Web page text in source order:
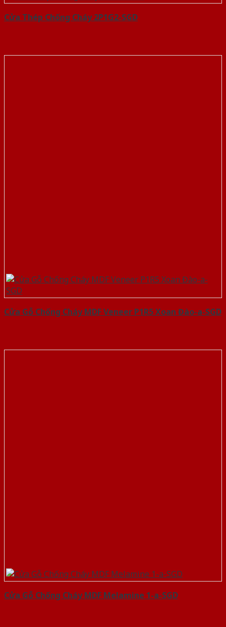
Cửa Thép Chống Cháy 2P1G2-SGD
Cửa Gỗ Chống Cháy MDF Veneer P1R5 Xoan Đào-a-SGD
Cửa Gỗ Chống Cháy MDF Melamine 1-a-SGD